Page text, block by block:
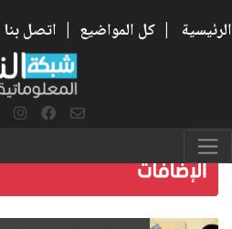
الرئيسية | كل المواضيع | اتصل بنا